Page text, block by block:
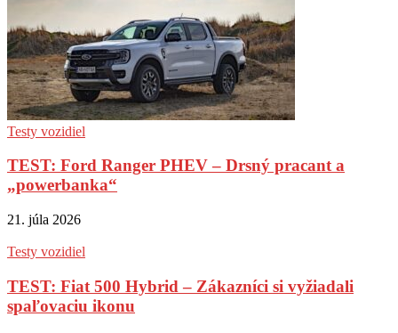
Testy vozidiel
TEST: Ford Ranger PHEV – Drsný pracant a
„powerbanka“
21. júla 2026
Testy vozidiel
TEST: Fiat 500 Hybrid – Zákazníci si vyžiadali
spaľovaciu ikonu